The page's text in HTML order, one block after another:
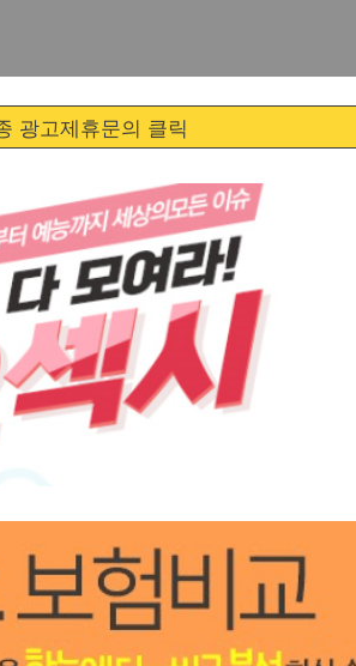
광고제휴문의 클릭